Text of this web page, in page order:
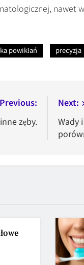
nawet
powikłań precyzja
Previous:
zęby.
Next:
Wady